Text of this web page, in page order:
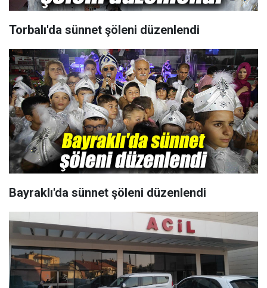
Torbalı'da sünnet şöleni düzenlendi
Bayraklı'da sünnet şöleni düzenlendi